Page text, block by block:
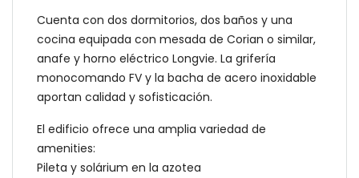
Cuenta con dos dormitorios, dos baños y una
cocina equipada con mesada de Corian o similar,
anafe y horno eléctrico Longvie. La grifería
monocomando FV y la bacha de acero inoxidable
aportan calidad y sofisticación.
El edificio ofrece una amplia variedad de
amenities:
Pileta y solárium en la azotea